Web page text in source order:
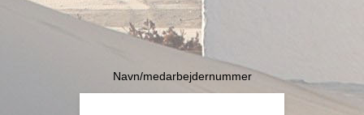
Navn/medarbejdernummer